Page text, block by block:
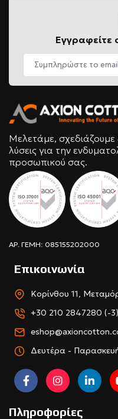
Μελετάμε,
λύσεις για την
προσωπικού σας.
ΑΡ. ΓΕΜΗ: 085155202000
Επικοινωνία
Κορίνθου 11,
+30 210 2847280 (-3)
Δευτέρα -
Πληροφορίες